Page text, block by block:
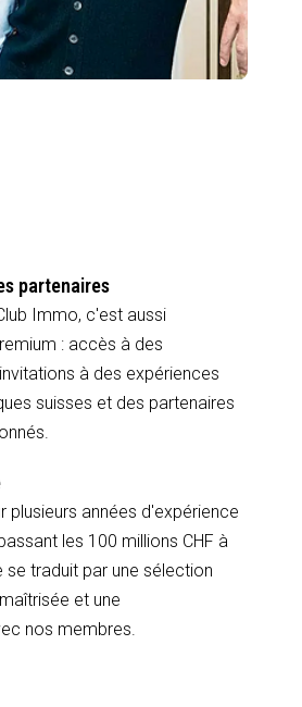
partenaires
Immo, c'est aussi
: accès à des
à des expériences
suisses et des partenaires
plusieurs années d'expérience
les 100 millions CHF à
traduit par une sélection
et une
nos membres.